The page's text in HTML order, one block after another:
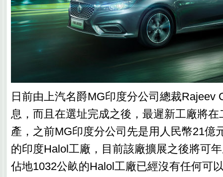
日前由上汽名爵MG印度分公司總裁Rajeev
息，而且在選址完成之後，最遲新工廠將
產，之前MG印度分公司先是用人民幣21億
的印度Halol工廠，目前該廠擴展之後將可
佔地1032公畝的Halol工廠已經沒有任何可